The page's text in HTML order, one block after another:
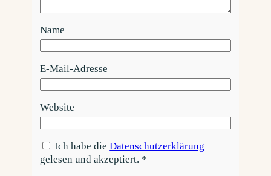
Name
E-Mail-Adresse
Website
Ich habe dieDatenschutzerklärung
gelesen und akzeptiert. *